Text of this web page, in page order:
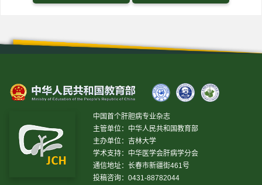
中国首个肝胆病专业杂志
主管单位：中华人民共和国教育部
主办单位：吉林大学
学术支持：中华医学会肝病学分会
通信地址：长春市新疆街461号
投稿咨询：0431-88782044